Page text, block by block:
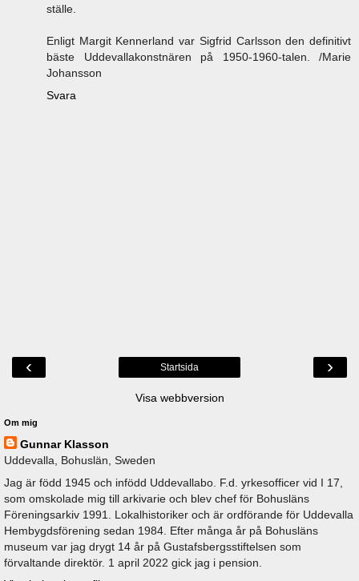
ställe.
Enligt Margit Kennerland var Sigfrid Carlsson den definitivt
bäste Uddevallakonstnären på 1950-1960-talen. /Marie
Johansson
Svara
‹ ›
Startsida
Visa webbversion
Om mig
Gunnar Klasson
Uddevalla, Bohuslän, Sweden
Jag är född 1945 och infödd Uddevallabo. F.d. yrkesofficer vid I 17,
som omskolade mig till arkivarie och blev chef för Bohusläns
Föreningsarkiv 1991. Lokalhistoriker och är ordförande för Uddevalla
Hembygdsförening sedan 1984. Efter många år på Bohusläns
museum var jag drygt 14 år på Gustafsbergsstiftelsen som
förvaltande direktör. 1 april 2022 gick jag i pension.